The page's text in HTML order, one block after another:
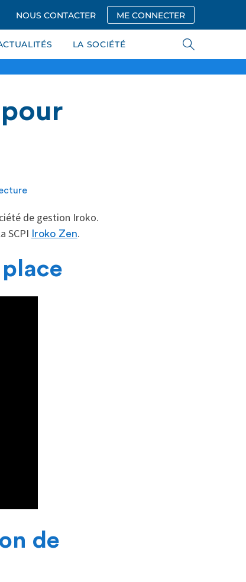
NOUS CONTACTER ME CONNECTER
LA SOCIÉTÉ
de gestion Iroko.
SCPI
Iroko Zen.
de